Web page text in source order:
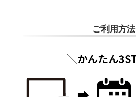
ご利用方法